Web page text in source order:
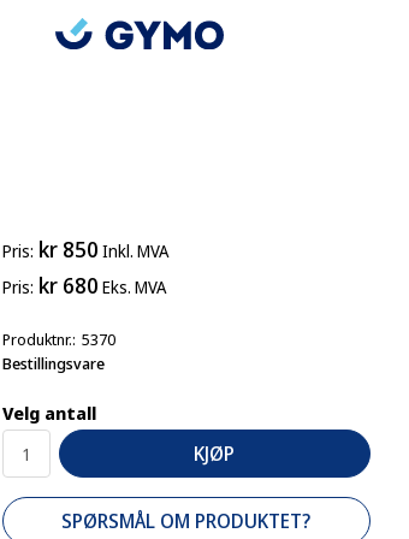
Pris kr 850 Inkl. MVA
Pris kr 680 Eks. MVA
Produktnr. 5370
Bestillingsvare
Velg antall
KJØP
SPØRSMÅL OM PRODUKTET?